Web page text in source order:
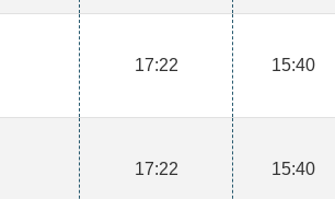
17:22 15:40
17:22 15:40